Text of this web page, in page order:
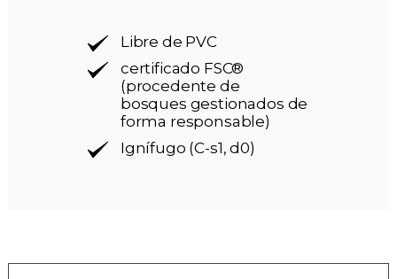
Libre de PVC
certificado FSC®
(procedente de
bosques gestionados de
forma responsable)
Ignífugo (C-s1, d0)